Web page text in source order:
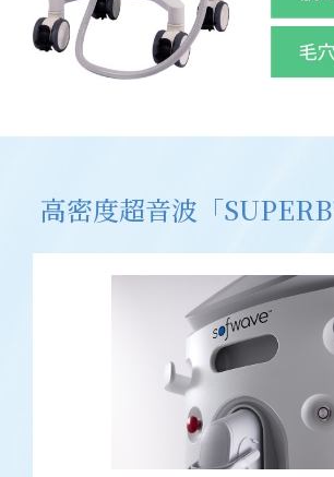
高密度超音波「